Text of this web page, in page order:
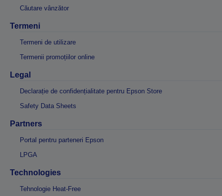
Căutare vânzător
Termeni
Termeni de utilizare
Termenii promoțiilor online
Legal
Declarație de confidențialitate pentru Epson Store
Safety Data Sheets
Partners
Portal pentru parteneri Epson
LPGA
Technologies
Tehnologie Heat-Free